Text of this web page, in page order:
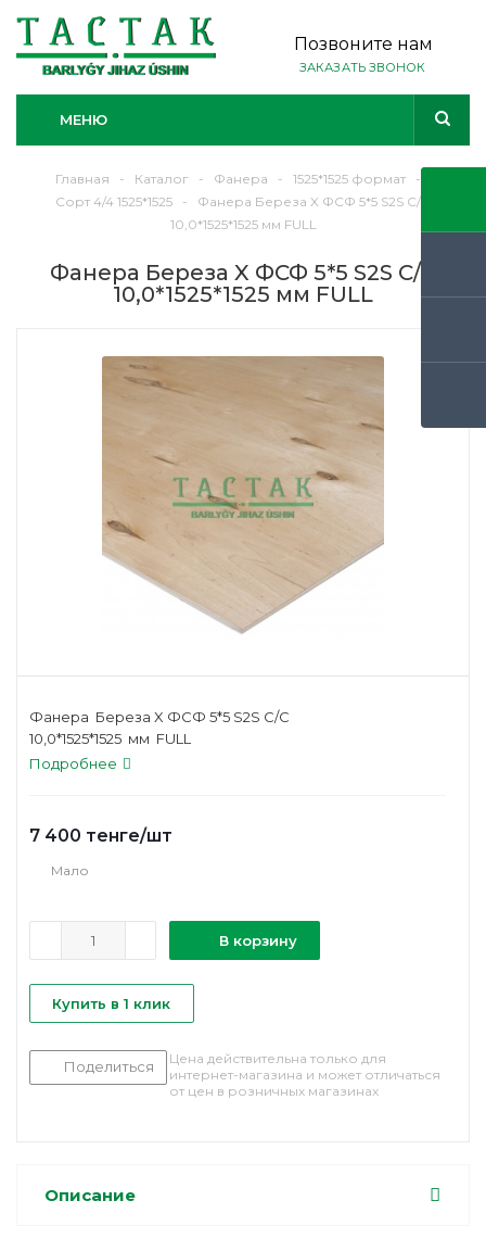
Позвоните нам
ЗАКАЗАТЬ ЗВОНОК
МЕНЮ
Главная - Каталог - Фанера - 1525*1525 формат
-
Сорт 4/4 1525*1525
-
Фанера Береза X ФСФ 5*5 S2S C/C
10,0*1525*1525 мм FULL
Фанера Береза X ФСФ 5*5 S2S C/C
10,0*1525*1525 мм FULL
Фанера Береза X ФСФ 5*5 S2S C/C
10,0*1525*1525 мм FULL
Подробнее
7 400 тенге/шт
Мало
В корзину
Купить в 1 клик
Поделиться
Цена действительна только для
интернет-магазина и может отличаться
от цен в розничных магазинах
Описание